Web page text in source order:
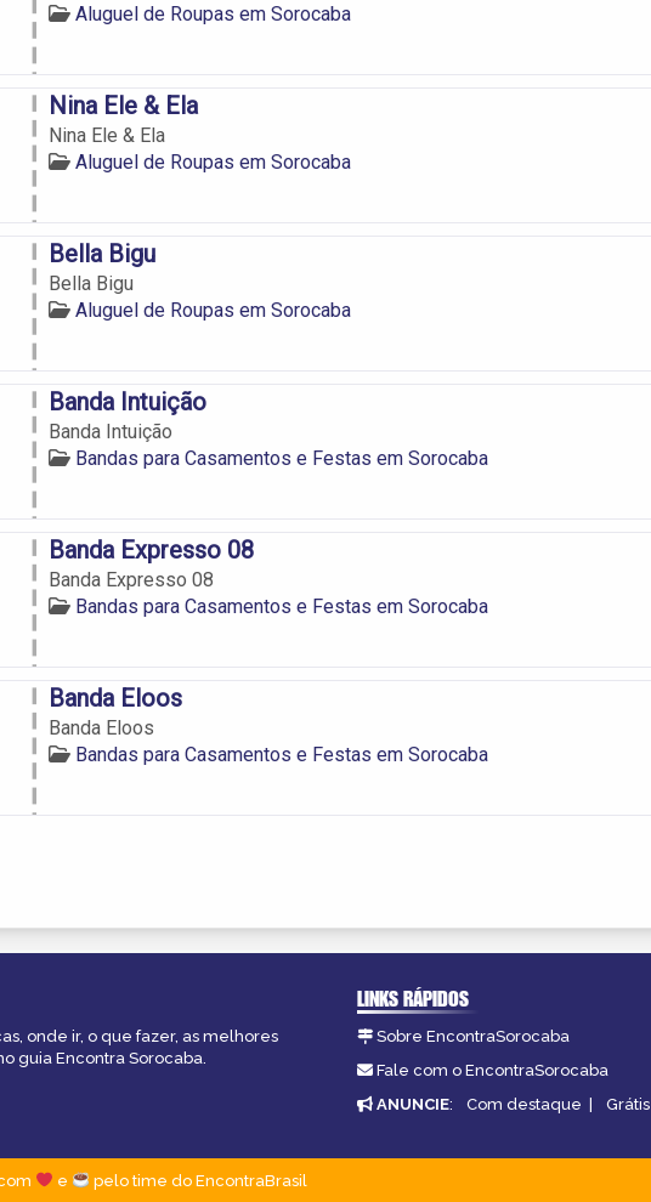
Aluguel de Roupas em Sorocaba
Nina Ele & Ela
Nina Ele & Ela
Aluguel de Roupas em Sorocaba
Bella Bigu
Bella Bigu
Aluguel de Roupas em Sorocaba
Banda Intuição
Banda Intuição
Bandas para Casamentos e Festas em Sorocaba
Banda Expresso 08
Banda Expresso 08
Bandas para Casamentos e Festas em Sorocaba
Banda Eloos
Banda Eloos
Bandas para Casamentos e Festas em Sorocaba
onde ir, o que fazer, as melhores
guia Encontra Sorocaba.
LINKS RÁPIDOS
Sobre EncontraSorocaba
Fale com o EncontraSorocaba
ANUNCIE: Com destaque | Grátis
e pelo time do EncontraBrasil